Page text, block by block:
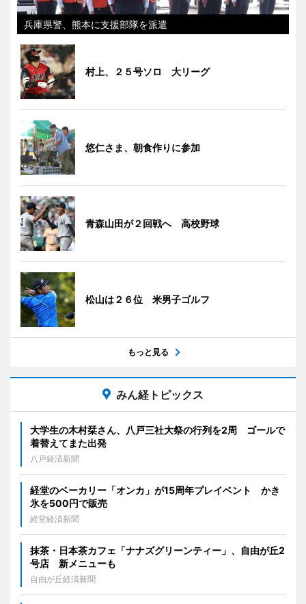
兵庫県警、熊本に支援部隊を派遣
村上、２５号ソロ 大リーグ
悠仁さま、朝食作りに参加
青森山田が２回戦へ 高校野球
松山は２６位 米男子ゴルフ
もっと見る
みん経トピックス
大学生の木村栞さん、八戸三社大祭の行列を2周 ゴールで
着替えてまた出発
八戸経済新聞
経堂のベーカリー「オンカ」が15周年プレイベント かき
氷を500円で販売
経堂経済新聞
抹茶・日本茶カフェ「ナナズグリーンティー」、自由が丘2
号店 新メニューも
自由が丘経済新聞